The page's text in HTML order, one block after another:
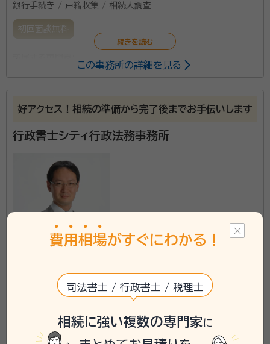
銀行手続き / 戸籍収集 / 相続人調査
初回面談無料
行政書士土橋治男事務所は、地下鉄東豊線の新道東駅
から徒歩10分程度のところにあります。 クライントが納
て依頼を成し遂げ、深い真心をもって対応いたします。
行政書士
所属団体：北海道行政書士会
この事務所の詳細を見る
好アクセス！相続の準備から完了後までお手伝いします
行政書士シティ行政法務事務所
北海道に対応可能
西11丁目駅 徒歩1分
北海道札幌市中央区南一条西10丁目4番地 南大通ビル
5階
\「いい相続」にてご相談を承ります/
費用 相場がすぐにわかる！
司法書士 / 行政書士 / 税理士
相続に強い複数の専門家に